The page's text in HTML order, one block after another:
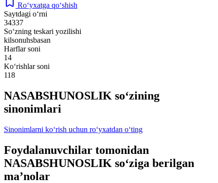
Ro‘yxatga qo‘shish
Saytdagi o‘rni
34337
So‘zning teskari yozilishi
kilsonuhsbasan
Harflar soni
14
Ko‘rishlar soni
118
NASABSHUNOSLIK so‘zining
sinonimlari
Sinonimlarni ko‘rish uchun ro‘yxatdan o‘ting
Foydalanuvchilar tomonidan
NASABSHUNOSLIK so‘ziga berilgan
ma’nolar